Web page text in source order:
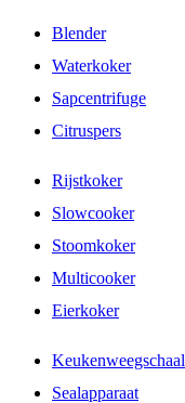
Blender
Waterkoker
Sapcentrifuge
Citruspers
Rijstkoker
Slowcooker
Stoomkoker
Multicooker
Eierkoker
Keukenweegschaal
Sealapparaat